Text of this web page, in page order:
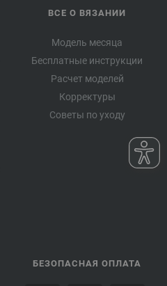
ВСЕ О ВЯЗАНИИ
Модель месяца
Бесплатные инструкции
Расчет моделей
Корректуры
Советы по уходу
БЕЗОПАСНАЯ ОПЛАТА